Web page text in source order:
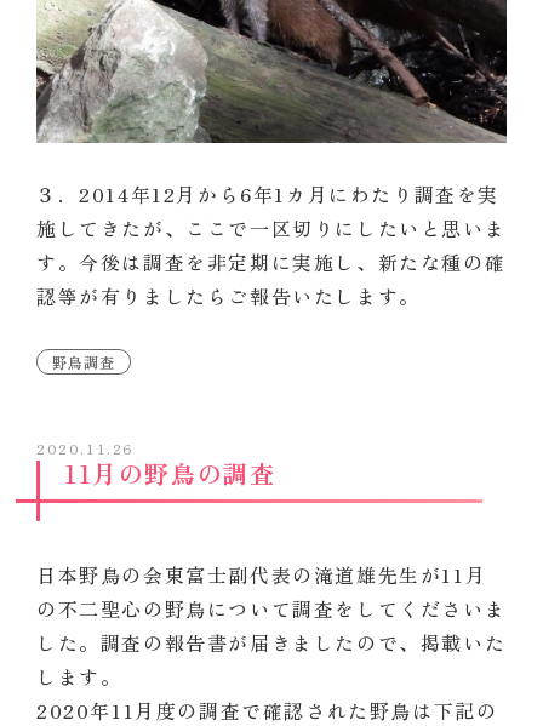
３．2014年12月から6年1カ月にわたり調査を実
施してきたが、ここで一区切りにしたいと思いま
す。今後は調査を非定期に実施し、新たな種の確
認等が有りましたらご報告いたします。
野鳥調査
2020.11.26
11月の野鳥の調査
日本野鳥の会東富士副代表の滝道雄先生が11月
の不二聖心の野鳥について調査をしてくださいま
した。調査の報告書が届きましたので、掲載いた
します。
2020年11月度の調査で確認された野鳥は下記の